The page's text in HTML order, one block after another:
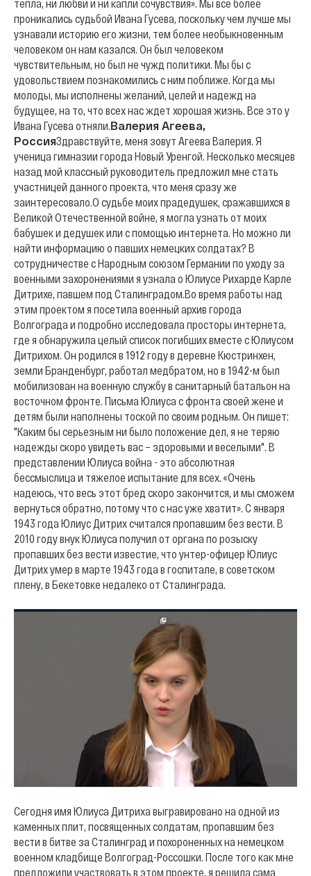
тепла, ни любви и ни капли сочувствия». Мы все более
проникались судьбой Ивана Гусева, поскольку чем лучше мы
узнавали историю его жизни, тем более необыкновенным
человеком он нам казался. Он был человеком
чувствительным, но был не чужд политики. Мы бы с
удовольствием познакомились с ним поближе. Когда мы
молоды, мы исполнены желаний, целей и надежд на
будущее, на то, что всех нас ждет хорошая жизнь. Все это у
Ивана Гусева отняли.Валерия Агеева,
РоссияЗдравствуйте, меня зовут Агеева Валерия. Я
ученица гимназии города Новый Уренгой. Несколько месяцев
назад мой классный руководитель предложил мне стать
участницей данного проекта, что меня сразу же
заинтересовало.О судьбе моих прадедушек, сражавшихся в
Великой Отечественной войне, я могла узнать от моих
бабушек и дедушек или с помощью интернета. Но можно ли
найти информацию о павших немецких солдатах? В
сотрудничестве с Народным союзом Германии по уходу за
военными захоронениями я узнала о Юлиусе Рихарде Карле
Дитрихе, павшем под Сталинградом.Во время работы над
этим проектом я посетила военный архив города
Волгограда и подробно исследовала просторы интернета,
где я обнаружила целый список погибших вместе с Юлиусом
Дитрихом. Он родился в 1912 году в деревне Кюстринхен,
земли Бранденбург, работал медбратом, но в 1942-м был
мобилизован на военную службу в санитарный батальон на
восточном фронте. Письма Юлиуса с фронта своей жене и
детям были наполнены тоской по своим родным. Он пишет:
"Каким бы серьезным ни было положение дел, я не теряю
надежды скоро увидеть вас – здоровыми и веселыми". В
представлении Юлиуса война - это абсолютная
бессмыслица и тяжелое испытание для всех. «Очень
надеюсь, что весь этот бред скоро закончится, и мы сможем
вернуться обратно, потому что с нас уже хватит». С января
1943 года Юлиус Дитрих считался пропавшим без вести. В
2010 году внук Юлиуса получил от органа по розыску
пропавших без вести известие, что унтер-офицер Юлиус
Дитрих умер в марте 1943 года в госпитале, в советском
плену, в Бекетовке недалеко от Сталинграда.
Сегодня имя Юлиуса Дитриха выгравировано на одной из
каменных плит, посвященных солдатам, пропавшим без
вести в битве за Сталинград и похороненных на немецком
военном кладбище Волгоград-Россошки. После того как мне
предложили участвовать в этом проекте, я решила сама